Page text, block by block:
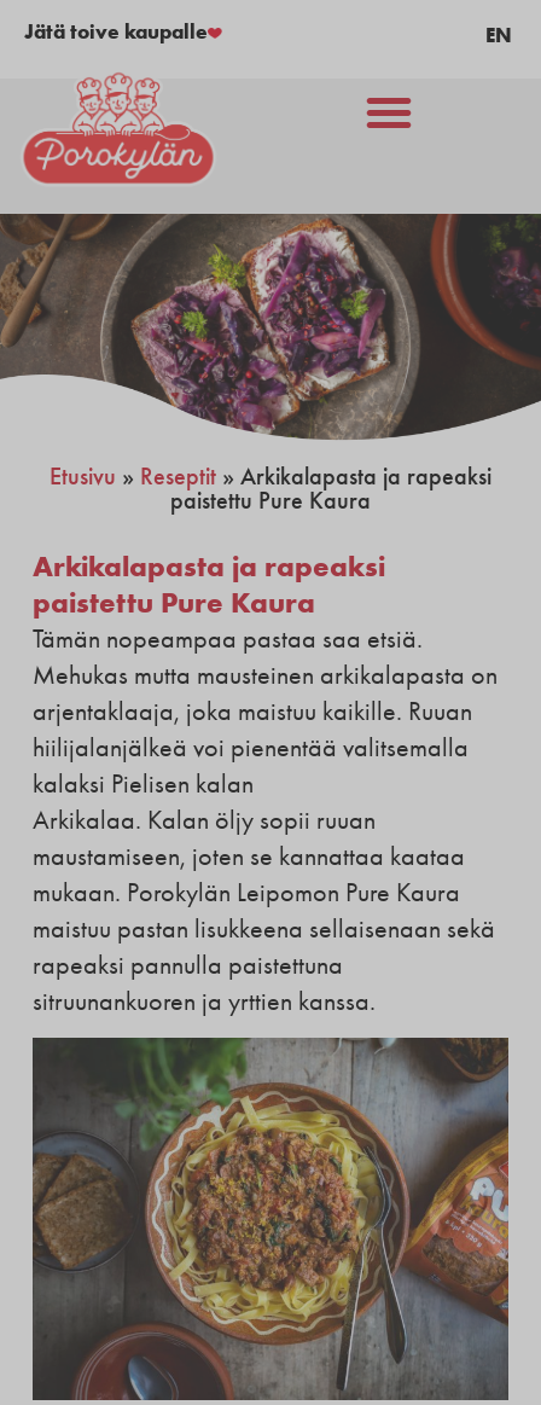
Jätä toive kaupalle EN
Etusivu » Reseptit » Arkikalapasta ja rapeaksi
paistettu Pure Kaura
Arkikalapasta ja rapeaksi
paistettu Pure Kaura
Tämän nopeampaa pastaa saa etsiä.
Mehukas mutta mausteinen arkikalapasta on
arjentaklaaja, joka maistuu kaikille. Ruuan
hiilijalanjälkeä voi pienentää valitsemalla
kalaksi Pielisen kalan
Arkikalaa. Kalan öljy sopii ruuan
maustamiseen, joten se kannattaa kaataa
mukaan. Porokylän Leipomon Pure Kaura
maistuu pastan lisukkeena sellaisenaan sekä
rapeaksi pannulla paistettuna
sitruunankuoren ja yrttien kanssa.